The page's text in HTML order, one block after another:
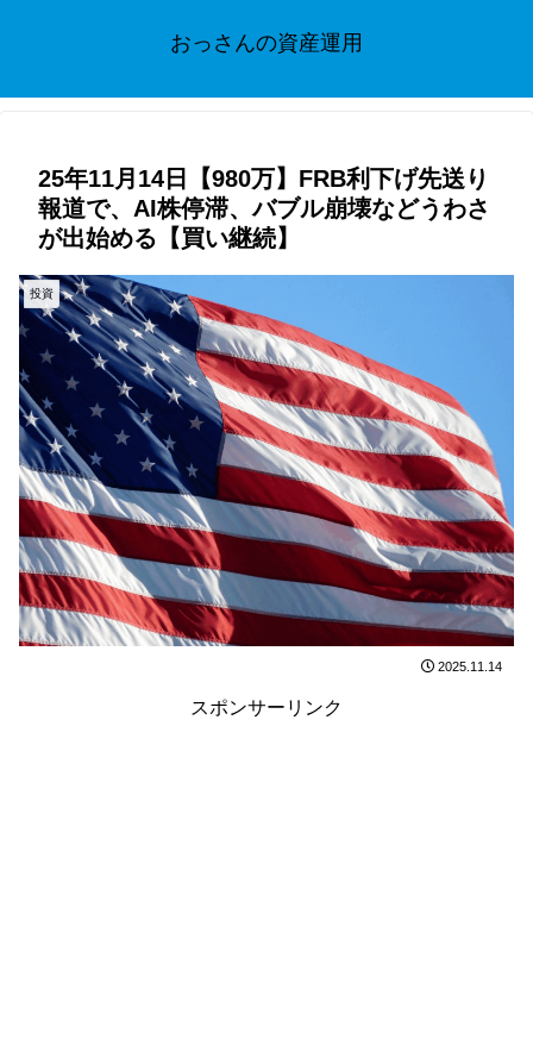
おっさんの資産運用
25年11月14日【980万】FRB利下げ先送り
報道で、AI株停滞、バブル崩壊などうわさ
が出始める【買い継続】
投資
2025.11.14
スポンサーリンク